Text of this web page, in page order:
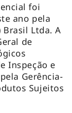
foi
ano pela
Brasil Ltda. A
de
Inspeção e
Gerência-
Sujeitos